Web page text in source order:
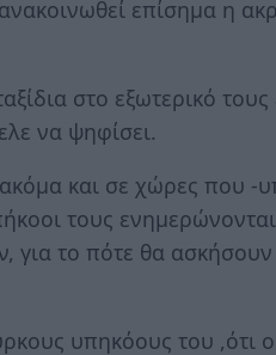
επίσημα η
στο εξωτερικό
να ψηφίσει.
και σε χώρες που -
τους
για το πότε θα ασκήσουν
υπηκόους του ,ότι